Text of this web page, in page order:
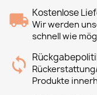
Kostenlose
Wir werden
schnell wie
Produkte